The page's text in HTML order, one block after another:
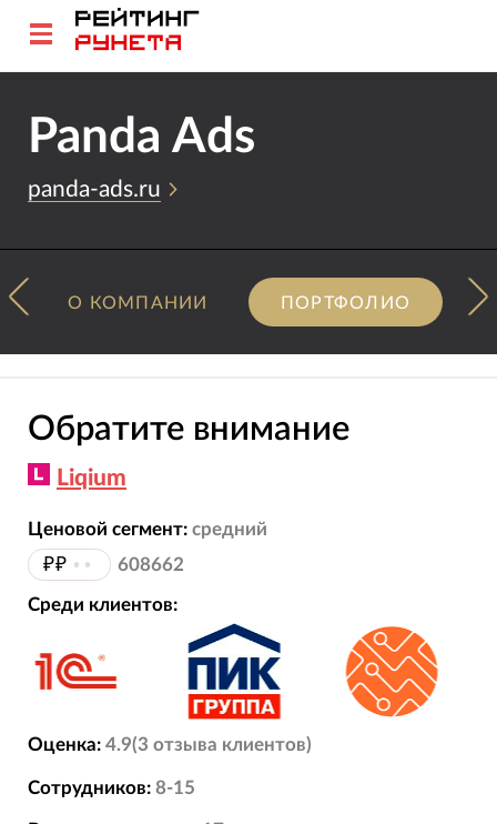
Panda Ads
panda-ads.ru
О КОМПАНИИ ПОРТФОЛИО
Обратите внимание
Liqium
Ценовой сегмент: средний
₽₽ •• 608662
Среди клиентов:
Оценка: 4.9(3 отзыва клиентов)
Сотрудников: 8-15